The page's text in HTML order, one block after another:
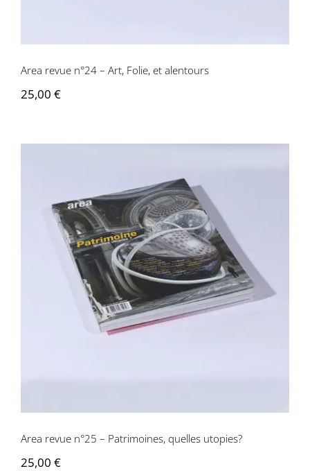
Area revue n°24 – Art, Folie, et alentours
25,00 €
Area revue n°25 – Patrimoines, quelles
utopies?
Area revue n°25 – Patrimoines, quelles utopies?
25,00 €